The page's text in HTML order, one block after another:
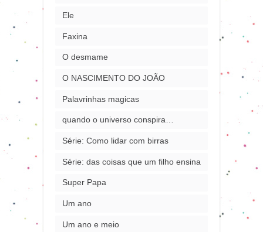
Ele
Faxina
O desmame
O NASCIMENTO DO JOÃO
Palavrinhas magicas
quando o universo conspira…
Série: Como lidar com birras
Série: das coisas que um filho ensina
Super Papa
Um ano
Um ano e meio